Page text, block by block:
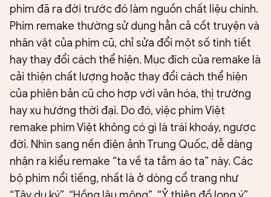
phim đã ra đời trước đó làm nguồn chất liệu chính.
Phim remake thường sử dụng hẳn cả cốt truyện và
nhân vật của phim cũ, chỉ sửa đổi một số tình tiết
hay thay đổi cách thể hiện. Mục đích của remake là
cải thiện chất lượng hoặc thay đổi cách thể hiện
của phiên bản cũ cho hợp với văn hóa, thị trường
hay xu hướng thời đại. Do đó, việc phim Việt
remake phim Việt không có gì là trái khoáy, ngược
đời. Nhìn sang nền điện ảnh Trung Quốc, dễ dàng
nhận ra kiểu remake “ta về ta tắm áo ta” này. Các
bộ phim nổi tiếng, nhất là ở dòng cổ trang như